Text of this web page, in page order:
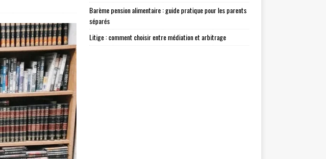
Barème pension alimentaire : guide pratique pour les parents
séparés
Litige : comment choisir entre médiation et arbitrage